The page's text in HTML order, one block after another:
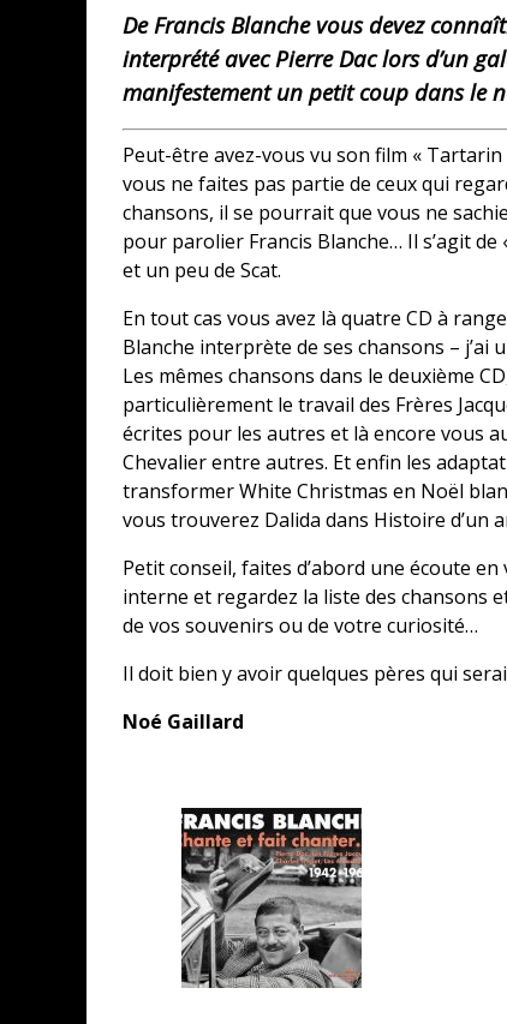
De Francis Blanche vous devez
interprété avec Pierre Dac lors d’un
manifestement un petit coup dans le
Peut-être avez-vous vu son film « Tartarin
vous ne faites pas partie de ceux qui
chansons, il se pourrait que vous ne
pour parolier Francis Blanche… Il s’agit de
et un peu de Scat.
En tout cas vous avez là quatre CD à
Blanche interprète de ses chansons –
Les mêmes chansons dans le deuxième
particulièrement le travail des Frères
écrites pour les autres et là encore vous
Chevalier entre autres. Et enfin les
transformer White Christmas en Noël
vous trouverez Dalida dans Histoire d’un
Petit conseil, faites d’abord une écoute
interne et regardez la liste des chansons
de vos souvenirs ou de votre curiosité…
Il doit bien y avoir quelques pères qui
Noé Gaillard